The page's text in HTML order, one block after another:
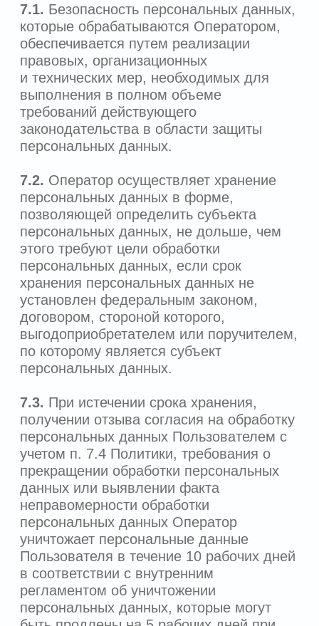
к работе с персональными данными, а
также связанные с эксплуатацией
информационной системы персональных
данных, ознакомлены с внутренними
документами Оператора,
регулирующими порядок работы с
персональными данными и обучены
правилам использования средств
защиты персональных данных,
используемых Оператором.
9.6.Сотрудники Оператора
незамедлительно сообщают
Оператора об инцидентах, возникших
с персональными данными Пользователя
и уполномоченному органу по защите
прав субъектов персональных данных и
Оператор оперативно применяет меры
для устранения их негативных
последствий.
10. ЗАКЛЮЧИТЕЛЬНЫЕ ПОЛОЖЕНИЯ
10.1.Оператор имеет право вносить
изменения в настоящую Политику в
одностороннем порядке в случае
изменения нормативных правовых актов
Российской Федерации, а также по
своему усмотрению. Новая редакция
Политики вступает в силу с момента ее
предусмотрено новой редакцией
Политики. Действующая редакция всегда
находится на странице сайта
https://kdclinic.ru/privacy. Пользователь
обязуется самостоятельно отслеживать
изменения Политики путем
периодического ознакомления с
актуальной редакцией, размещенной на
Сайте.
10.2.К настоящей Политике и
отношениям между пользователем и
ООО «Эйприл дизайн», возникающим в
связи с применением Политики,
подлежит применению право Российской
Федерации.
10.3.Пользователь может получить
любые разъяснения по интересующим